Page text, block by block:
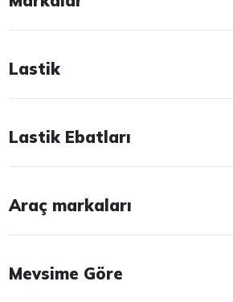
Lastik
Lastik Ebatları
Araç markaları
Mevsime Göre